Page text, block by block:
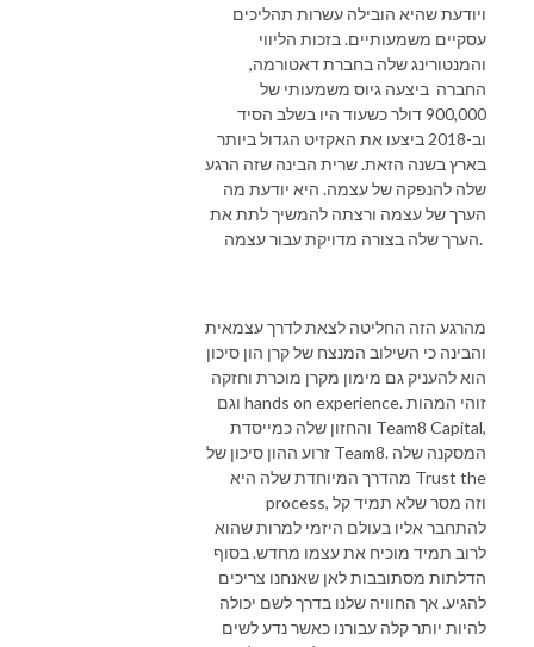
ויודעת שהיא הובילה עשרות תהליכים
עסקיים משמעותיים. בזכות הליווי
והמנטורינג שלה בחברת דאטורמה,
החברה ביצעה גיוס משמעותי של
900,000 דולר כשעוד היו בשלב הסיד
וב-2018 ביצעו את האקזיט הגדול ביותר
בארץ בשנה הזאת. שרית הבינה שזה הרגע
שלה להנפקה של עצמה. היא יודעת מה
הערך של עצמה ורצתה להמשיך לתת את
הערך שלה בצורה מדויקת עבור עצמה.
מהרגע הזה החליטה לצאת לדרך עצמאית
והבינה כי השילוב המנצח של קרן הון סיכון
הוא להעניק גם מימון מקרן מוכרת וחזקה
וגם hands on experience. זוהי המהות
והחזון שלה כמייסדת Team8 Capital,
זרוע ההון סיכון של Team8. המסקנה שלה
מהדרך המיוחדת שלה היא Trust the
process, וזה מסר שלא תמיד קל
להתחבר אליו בעולם היזמי למרות שהוא
לרוב תמיד מוכיח את עצמו מחדש. בסוף
הדלתות מסתובבות לאן שאנחנו צריכים
להגיע. אך החוויה שלנו בדרך לשם יכולה
להיות יותר קלה עבורנו כאשר נדע לשים